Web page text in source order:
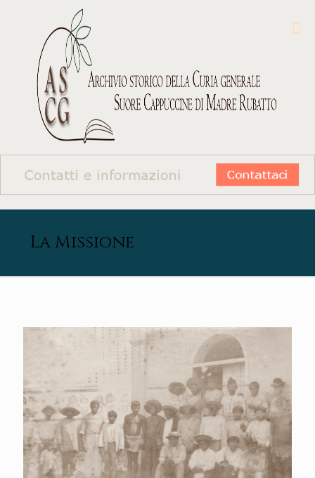
La Missione